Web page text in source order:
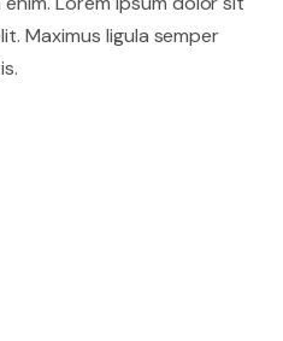
Maximus ligula semper